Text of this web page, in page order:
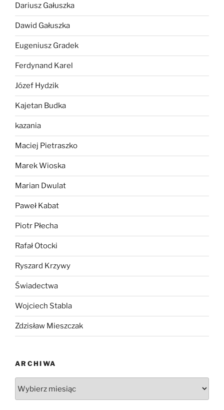
Dariusz Gałuszka
Dawid Gałuszka
Eugeniusz Gradek
Ferdynand Karel
Józef Hydzik
Kajetan Budka
kazania
Maciej Pietraszko
Marek Wioska
Marian Dwulat
Paweł Kabat
Piotr Płecha
Rafał Otocki
Ryszard Krzywy
Świadectwa
Wojciech Stabla
Zdzisław Mieszczak
ARCHIWA